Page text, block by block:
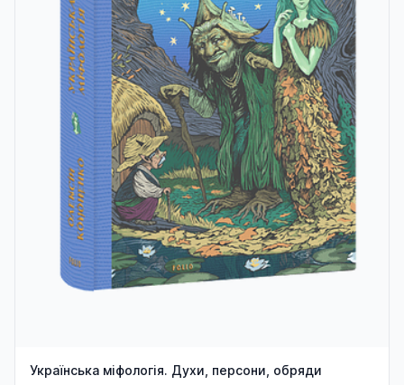
Українська міфологія. Духи, персони, обряди